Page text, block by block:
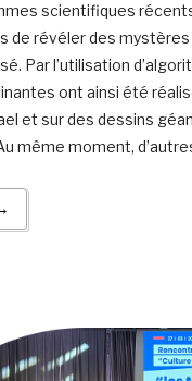
scientifiques
de révéler des
Par l’utilisation
ont ainsi été
et sur des dessins
même moment,